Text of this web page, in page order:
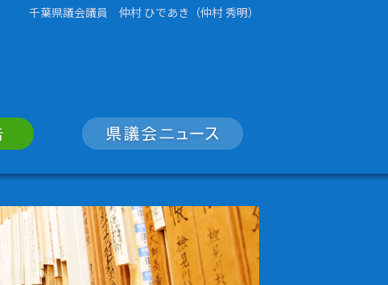
千葉県議会議員 仲村 ひであき（仲村 秀明）